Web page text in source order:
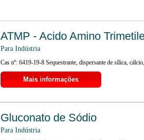
ATMP - Acido Amino
Para Indústria
Cas nº: 6419-19-8 Sequestrante, dispersante de sílica,
Mais informações
Gluconato de Sódio
Para Indústria